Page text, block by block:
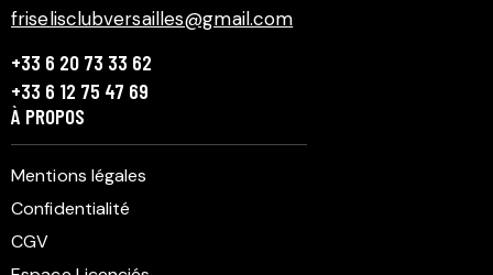
friselisclubversailles@gmail.com
+33 6 20 73 33 62
+33 6 12 75 47 69
À PROPOS
Mentions légales
Confidentialité
CGV